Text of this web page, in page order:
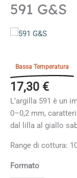
Bassa Temperatura
591 G&S
17,30 €
L’argilla 591 è un
0–0,2 mm,
dal lilla al giallo
Range di cottura:
Formato